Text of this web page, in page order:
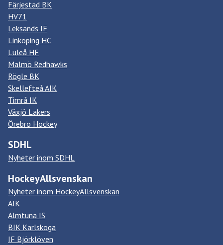
Färjestad BK
HV71
Leksands IF
Linköping HC
Luleå HF
Malmö Redhawks
Rögle BK
Skellefteå AIK
Timrå IK
Växjö Lakers
Örebro Hockey
SDHL
Nyheter inom SDHL
HockeyAllsvenskan
Nyheter inom HockeyAllsvenskan
AIK
Almtuna IS
BIK Karlskoga
IF Björklöven